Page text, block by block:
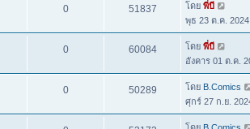
0 51837 โดย พี่บี
พุธ 23 ต.ค.
0 60084 โดย พี่บี
อังคาร 01 ต.ค.
0 50289 โดย B.Comics
ศุกร์ 27 ก.ย.